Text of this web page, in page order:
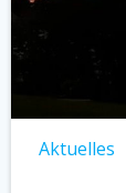
Aktuelles